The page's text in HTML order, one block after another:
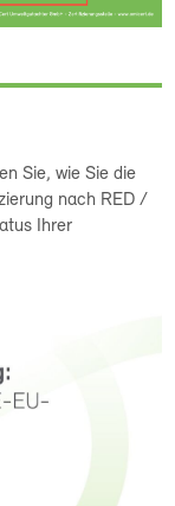
Sie, wie Sie die
nach RED /
Ihrer